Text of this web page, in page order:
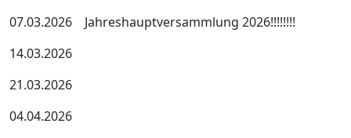
07.03.2026 Jahreshauptversammlung 2026!!!!!!!!
14.03.2026
21.03.2026
04.04.2026